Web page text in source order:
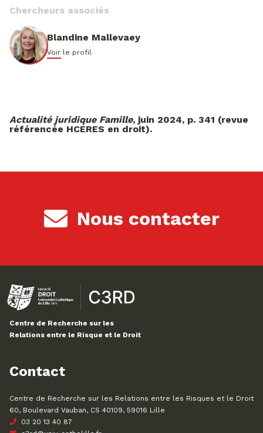
Chercheurs associés
Blandine Mallevaey
Voir le profil
Actualité juridique Famille, juin 2024, p. 341 (revue
référencée HCERES en droit).
Nous contacter
Centre de Recherche sur les
Relations entre le Risque et le Droit
Contact
Centre de Recherche sur les Relations entre les Risques et le Droit
60, Boulevard Vauban, CS 40109, 59016 Lille
03 20 13 40 87